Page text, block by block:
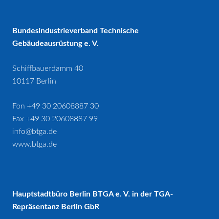
Bundesindustrieverband Technische
Gebäudeausrüstung e. V.
Schiffbauerdamm 40
10117 Berlin
Fon +49 30 20608887 30
Fax +49 30 20608887 99
info@btga.de
www.btga.de
Hauptstadtbüro Berlin BTGA e. V. in der TGA-
Repräsentanz Berlin GbR